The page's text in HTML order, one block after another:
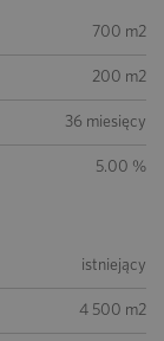
700 m2
200 m2
36 miesięcy
5.00 %
istniejący
4 500 m2